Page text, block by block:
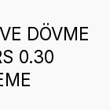
DÖVME
0.30